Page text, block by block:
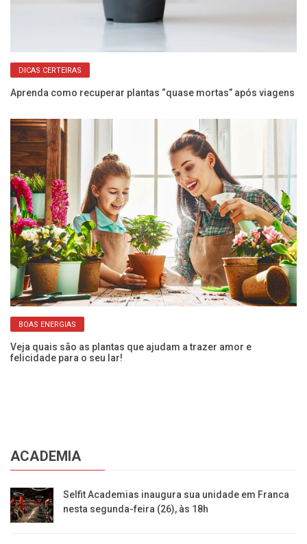
DICAS CERTEIRAS
Aprenda como recuperar plantas “quase mortas” após viagens
BOAS ENERGIAS
Veja quais são as plantas que ajudam a trazer amor e
felicidade para o seu lar!
ACADEMIA
Selfit Academias inaugura sua unidade em Franca
nesta segunda-feira (26), às 18h